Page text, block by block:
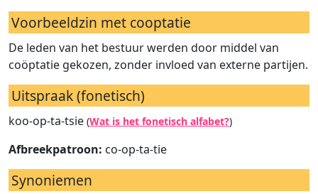
Voorbeeldzin met cooptatie
De leden van het bestuur werden door middel van
coöptatie gekozen, zonder invloed van externe partijen.
Uitspraak (fonetisch)
koo-op-ta-tsie (Wat is het fonetisch alfabet?)
Afbreekpatroon: co-op-ta-tie
Synoniemen